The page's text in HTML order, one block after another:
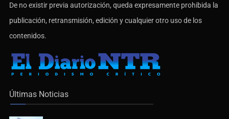
De no existir previa autorización, queda expresamente prohibida la
publicación, retransmisión, edición y cualquier otro uso de los
contenidos.
Últimas Noticias